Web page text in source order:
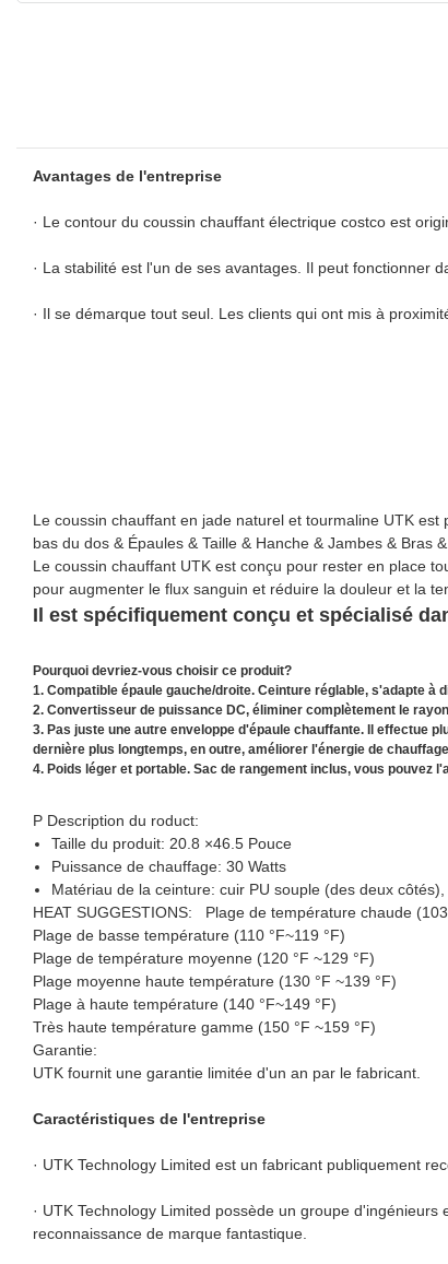
Avantages de l'entreprise
· Le contour du coussin chauffant électrique costco est
· La stabilité est l'un de ses avantages. Il peut fonctionner
· Il se démarque tout seul. Les clients qui ont mis à
Le coussin chauffant en jade naturel et tourmaline UTK
bas du dos & Épaules & Taille & Hanche & Jambes & Bras
Le coussin chauffant UTK est conçu pour rester en place
pour augmenter le flux sanguin et réduire la douleur et la
Il est spécifiquement conçu et spécialisé
Pourquoi devriez-vous choisir ce produit?
1. Compatible épaule gauche/droite. Ceinture réglable, s'adapte à
2. Convertisseur de puissance DC, éliminer complètement le
3. Pas juste une autre enveloppe d'épaule chauffante. Il effectue
dernière plus longtemps, en outre, améliorer l'énergie de
4. Poids léger et portable. Sac de rangement inclus, vous pouvez
P Description du roduct:
Taille du produit: 20.8 ×46.5 Pouce
Puissance de chauffage: 30 Watts
Matériau de la ceinture: cuir PU souple (des deux
HEAT SUGGESTIONS:
Plage de température chaude
Plage de basse température (110 °F~119 °F)
Plage de température moyenne (120 °F ~129 °F)
Plage moyenne haute température (130 °F ~139 °F)
Plage à haute température (140 °F~149 °F)
Très haute température gamme (150 °F ~159 °F)
Garantie:
UTK fournit une garantie limitée d'un an par le fabricant.
Caractéristiques de l'entreprise
· UTK Technology Limited est un fabricant publiquement
· UTK Technology Limited possède un groupe
reconnaissance de marque fantastique.